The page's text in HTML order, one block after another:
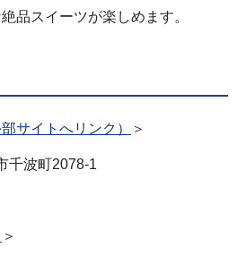
品スイーツが楽しめます。
サイトへリンク） ＞
千波町2078-1
＞